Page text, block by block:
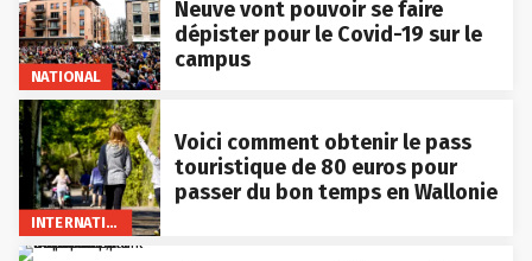
NATIONAL
Neuve vont pouvoir se faire
dépister pour le Covid-19 sur le
campus
INTERNATIONAL
Voici comment obtenir le pass
touristique de 80 euros pour
passer du bon temps en Wallonie